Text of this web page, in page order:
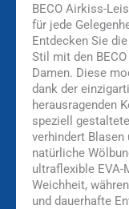
BECO Airkiss-
für jede
Entdecken Sie
Stil mit den
Damen. Diese
dank der
herausragenden
speziell
verhindert
natürliche
ultraflexible
Weichheit,
und dauerhafte